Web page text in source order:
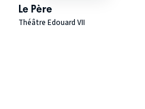
Le Père
Théâtre Edouard VII